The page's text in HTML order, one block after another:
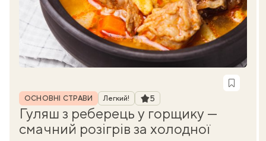
Рубрика
ОСНОВНІ СТРАВИ Легкий! Рейтинг
5
Гуляш з реберець у горщику —
смачний розігрів за холодної